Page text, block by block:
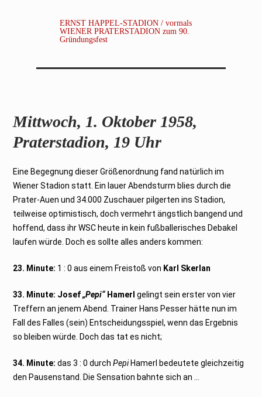
ERNST HAPPEL-STADION / vormals
WIENER PRATERSTADION zum 90.
Gründungsfest
Mittwoch, 1. Oktober 1958,
Praterstadion, 19 Uhr
Eine Begegnung dieser Größenordnung fand natürlich im
Wiener Stadion statt. Ein lauer Abendsturm blies durch die
Prater-Auen und 34.000 Zuschauer pilgerten ins Stadion,
teilweise optimistisch, doch vermehrt ängstlich bangend und
hoffend, dass ihr WSC heute in kein fußballerisches Debakel
laufen würde. Doch es sollte alles anders kommen:
23. Minute: 1 : 0 aus einem Freistoß von Karl Skerlan
33. Minute: Josef„Pepi“ Hamerl gelingt sein erster von vier
Treffern an jenem Abend. Trainer Hans Pesser hätte nun im
Fall des Falles (sein) Entscheidungsspiel, wenn das Ergebnis
so bleiben würde. Doch das tat es nicht;
34. Minute: das 3 : 0 durchPepiHamerl bedeutete gleichzeitig
den Pausenstand. Die Sensation bahnte sich an …